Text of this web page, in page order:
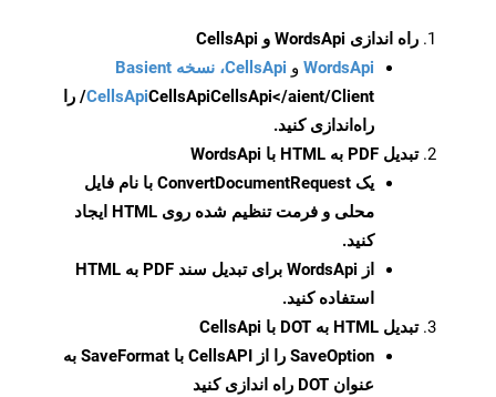
راه اندازی WordsApi و CellsApi
WordsApi و CellsApi، نسخه Basient
CellsApiCellsApi
CellsApi</aient/Client/ را
راه‌اندازی کنید.
تبدیل PDF به HTML با WordsApi
یک ConvertDocumentRequest با نام فایل
محلی و فرمت تنظیم شده روی HTML ایجاد
کنید.
از WordsApi برای تبدیل سند PDF به HTML
استفاده کنید.
تبدیل HTML به DOT با CellsApi
SaveOption
را از CellsAPI با SaveFormat به
عنوان DOT راه اندازی کنید